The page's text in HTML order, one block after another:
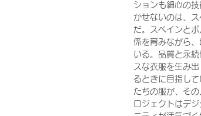
ションも細心の
かせないのは、
だ。スペインと
係を育みながら
いる。品質と永
スな衣服を生み
るときに目指し
たちの服が、そ
ロジェクトはデ